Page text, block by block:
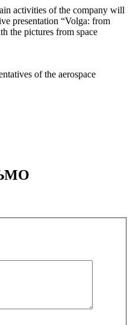
activities of the company will
presentation “Volga: from
the pictures from space
of the aerospace